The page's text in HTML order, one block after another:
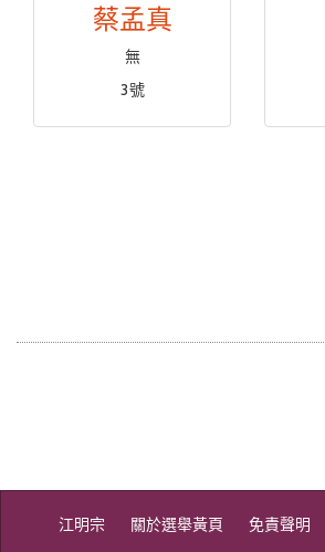
蔡孟真
無
3號
江明宗 關於選舉黃頁 免責聲明